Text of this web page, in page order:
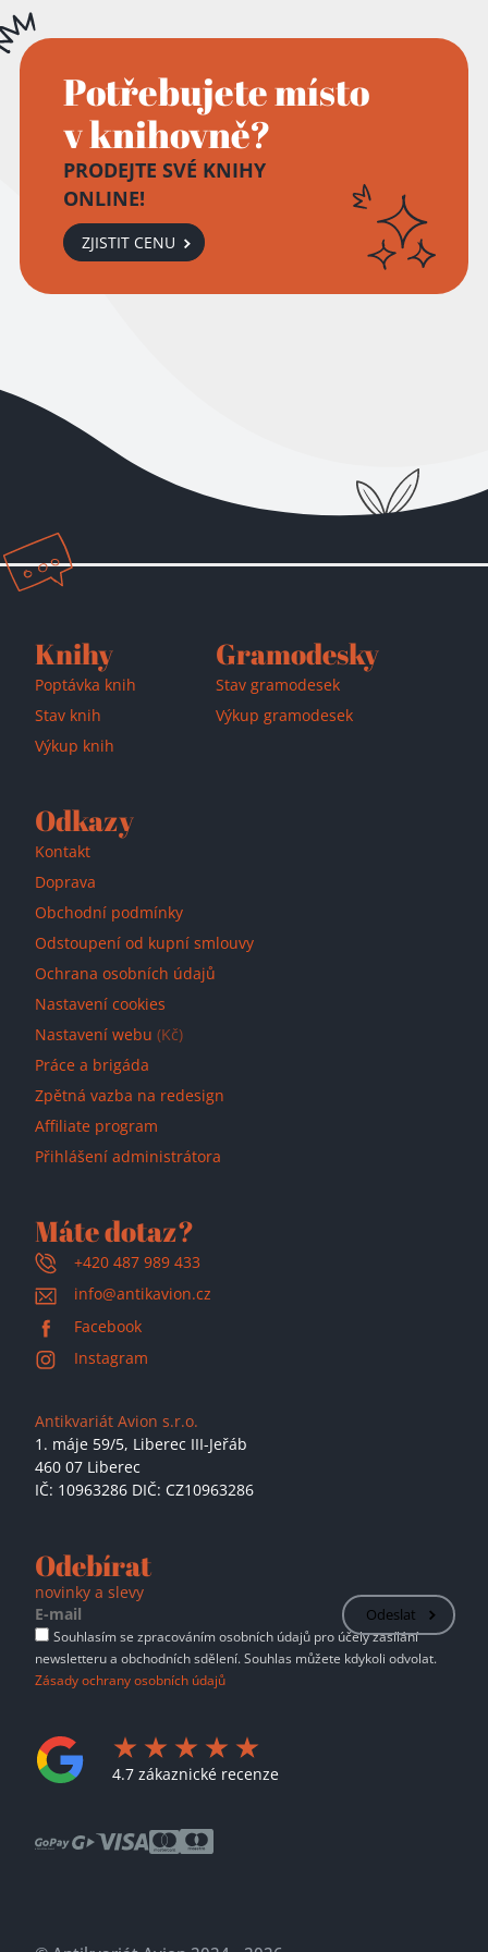
Potřebujete místo
v knihovně?
PRODEJTE SVÉ KNIHY
ONLINE!
ZJISTIT CENU
Přidáno do košíku!
Knihy
Poptávka knih
Stav knih
Výkup knih
Gramodesky
Stav gramodesek
Výkup gramodesek
Odkazy
Kontakt
Doprava
Obchodní podmínky
Odstoupení od kupní smlouvy
Ochrana osobních údajů
Nastavení cookies
Nastavení webu (Kč)
Práce a brigáda
Zpětná vazba na redesign
Affiliate program
Přihlášení administrátora
Máte dotaz?
+420 487 989 433
info@antikavion.cz
Facebook
Instagram
Antikvariát Avion s.r.o.
1. máje 59/5, Liberec III-Jeřáb
460 07 Liberec
IČ: 10963286 DIČ: CZ10963286
Odebírat
novinky a slevy
Odeslat
Souhlasím se zpracováním osobních údajů pro účely zasílání
newsletteru a obchodních sdělení. Souhlas můžete kdykoli odvolat.
Zásady ochrany osobních údajů
4.7 zákaznické recenze